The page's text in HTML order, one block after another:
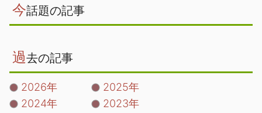
今話題の記事
過去の記事
2026年
2025年
2024年
2023年